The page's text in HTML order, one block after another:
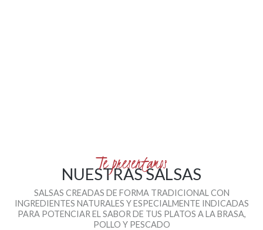
Te presentamos
NUESTRAS SALSAS
SALSAS CREADAS DE FORMA TRADICIONAL CON
INGREDIENTES NATURALES Y ESPECIALMENTE INDICADAS
PARA POTENCIAR EL SABOR DE TUS PLATOS A LA BRASA,
POLLO Y PESCADO